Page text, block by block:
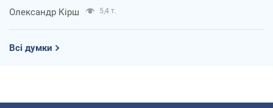
Олександр Кірш 5,4 т.
Всі думки